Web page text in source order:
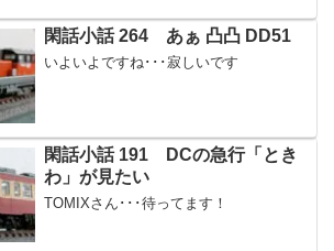
閑話小話 264 あぁ 凸凸 DD51
いよいよですね･･･寂しいです
閑話小話 191 DCの急行「とき
わ」が見たい
TOMIXさん･･･待ってます！